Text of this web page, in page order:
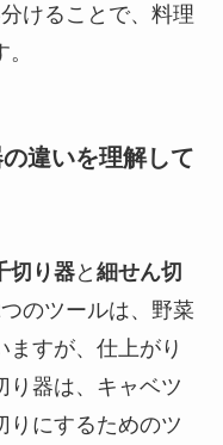
けることで、料理
違いを理解して
切り器と 細せん切
のツールは、野菜
ますが、仕上がり
り器は、キャベツ
りにするためのツ